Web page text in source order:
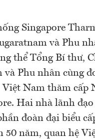
Singapore
và Phu
thể Tổng Bí thư,
và Phu nhân cùng
Việt Nam thăm cấp
Hai nhà lãnh
đoàn đại biểu
50 năm, quan hệ